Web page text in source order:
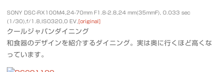
SONY DSC-RX100M4,24-70mm F1.8-2.8,24 mm(35mmF), 0.033 sec
(1/30),f/1.8,ISO320,0 EV, [original]
クールジャパンダイニング
和食器のデザインを紹介するダイニング。実は奥に行くほど高くな
っています。